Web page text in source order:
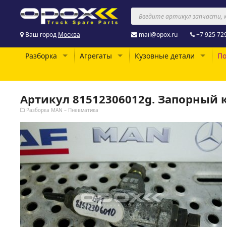
Ваш город Москва mail@opox.ru +7 925
Разборка Агрегаты Кузовные детали
Артикул 81512306012g. Запорный
Разборка MAN – Пневматика